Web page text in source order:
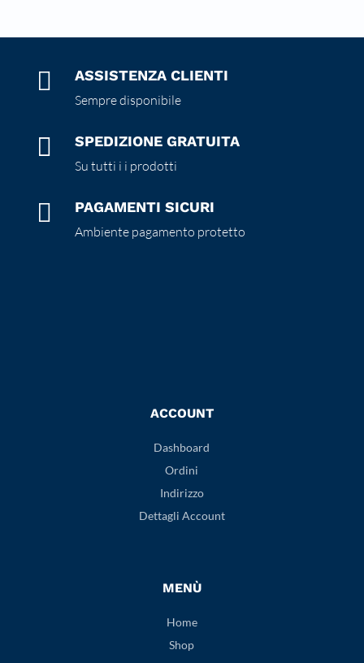
 ASSISTENZA CLIENTI
Sempre disponibile
 SPEDIZIONE GRATUITA
Su tutti i i prodotti
 PAGAMENTI SICURI
Ambiente pagamento protetto
ACCOUNT
Dashboard
Ordini
Indirizzo
Dettagli Account
MENÙ
Home
Shop